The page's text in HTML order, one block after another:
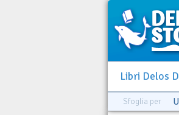
Libri Delos
Sfoglia per